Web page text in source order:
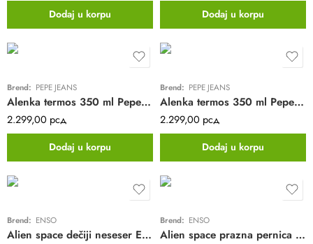
Dodaj u korpu Dodaj u korpu
Brend: PEPE JEANS
Alenka termos 350 ml Pepe Jeans | koralna
2.299,00 рсд
Dodaj u korpu
Brend: PEPE JEANS
Alenka termos 350 ml Pepe Jeans | mint
2.299,00 рсд
Dodaj u korpu
Brend: ENSO
Alien space dečiji neseser Enso | plava
Brend: ENSO
Alien space prazna pernica sa 3 pregrade Enso | plava